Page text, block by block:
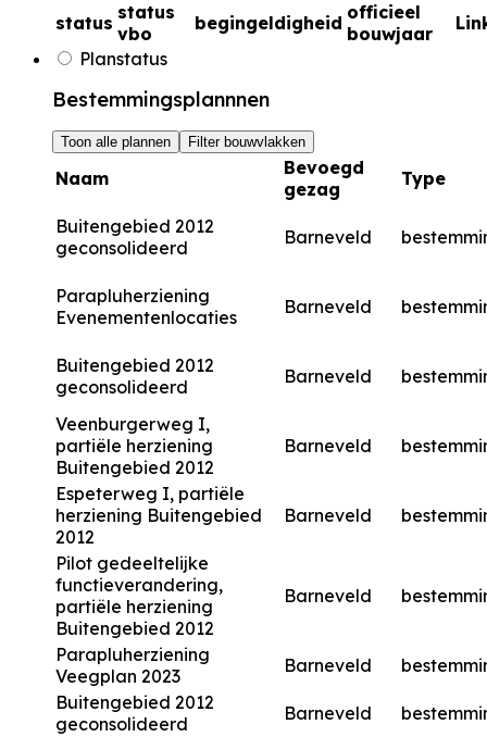
status status
vbo
begingeldigheid officieel
bouwjaar
Planstatus
Bestemmingsplannnen
Toon alle plannen Filter bouwvlakken
Naam
Bevoegd
gezag
Type
Buitengebied 2012
geconsolideerd
Barneveld
Parapluherziening
Evenementenlocaties
Barneveld
Buitengebied 2012
geconsolideerd
Barneveld
Veenburgerweg I,
partiële herziening
Buitengebied 2012
Barneveld
Espeterweg I, partiële
herziening Buitengebied
2012
Barneveld
Pilot gedeeltelijke
functieverandering,
partiële herziening
Buitengebied 2012
Barneveld
Parapluherziening
Veegplan 2023
Barneveld
Buitengebied 2012
geconsolideerd
Barneveld